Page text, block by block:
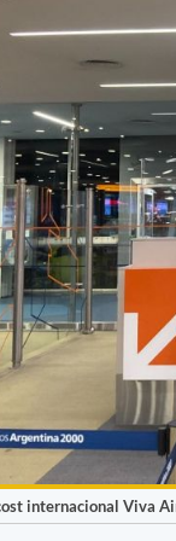
internacional Viva